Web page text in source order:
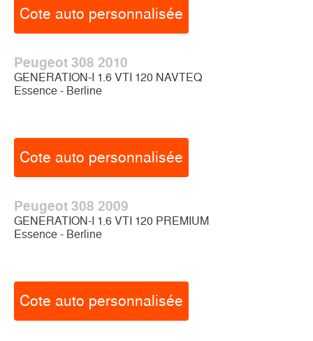
Cote auto personnalisée
Peugeot 308 2010
GENERATION-I 1.6 VTI 120 NAVTEQ
Essence - Berline
Cote auto personnalisée
Peugeot 308 2009
GENERATION-I 1.6 VTI 120 PREMIUM
Essence - Berline
Cote auto personnalisée